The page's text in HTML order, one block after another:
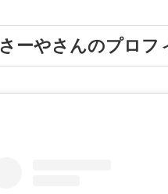
さーやさんのプロフ